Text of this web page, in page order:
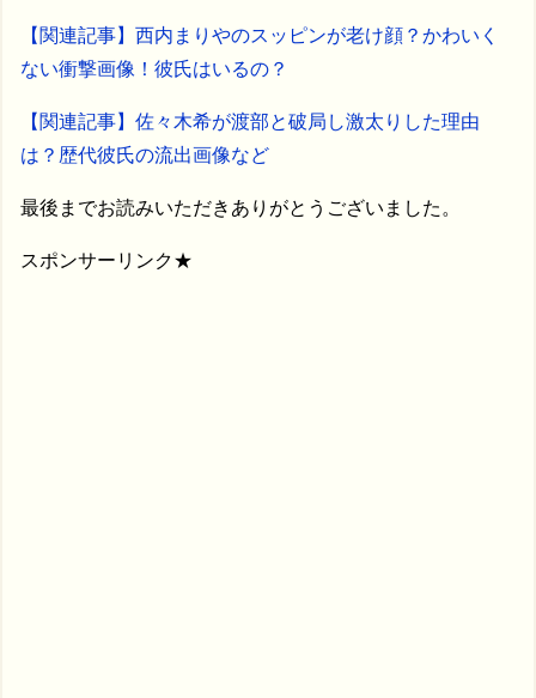
【関連記事】西内まりやのスッピンが老け顔？かわいく
ない衝撃画像！彼氏はいるの？
【関連記事】佐々木希が渡部と破局し激太りした理由
は？歴代彼氏の流出画像など
最後までお読みいただきありがとうございました。
スポンサーリンク★